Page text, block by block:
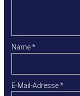
Name*
E-Mail-Adresse*